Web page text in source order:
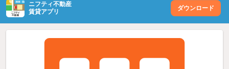
ニフティ不動産
賃貸アプリ
ダウンロード